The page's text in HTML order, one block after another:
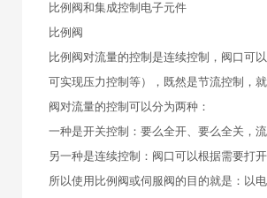
比例阀和集成控制电子元件
比例阀
比例阀对流量的控制是连续控制，阀口可
可实现压力控制等），既然是节流控制，就
阀对流量的控制可以分为两种：
一种是开关控制：要么全开、要么全关，
另一种是连续控制：阀口可以根据需要打
所以使用比例阀或伺服阀的目的就是：以